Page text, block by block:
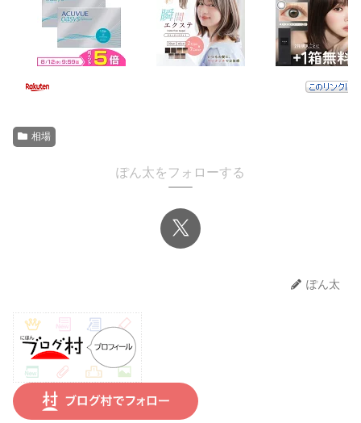
相場
ぽん太をフォローする
ぽん太